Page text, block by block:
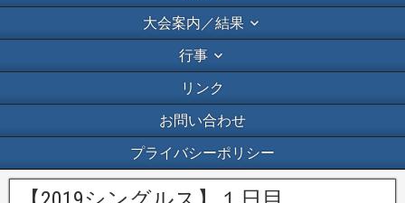
大会案内／結果
行事
リンク
お問い合わせ
プライバシーポリシー